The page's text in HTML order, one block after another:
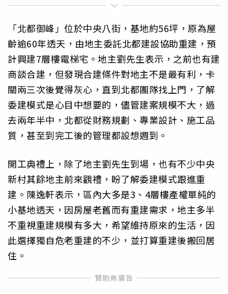
「北都御峰」位於中央八街，基地約56坪，原為屋
齡逾60年透天，由地主委託北都建設協助重建，預
計興建7層樓電梯宅。地主劉先生表示，之前也有建
商談合建，但發現合建條件對地主不是最有利，卡
關兩三次後覺得灰心，直到北都團隊找上門，了解
委建模式是心目中想要的，儘管建案規模不大，過
去兩年半中，北都從財務規劃、專業設計、施工品
質，甚至到完工後的管理都設想週到。
開工典禮上，除了地主劉先生到場，也有不少中央
新村其餘地主前來觀禮，盼了解委建模式跟進重
建。陳逸軒表示，區內大多是3、4層樓產權單純的
小基地透天，因房屋老舊而有重建需求，地主多半
不重視重建規模有多大，希望維持原來的生活，因
此選擇獨自危老重建的不少，並打算重建後搬回居
住。